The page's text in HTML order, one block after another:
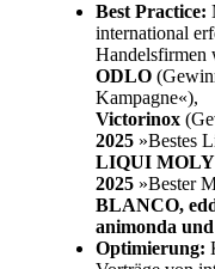
Best Practice:
international
Handelsfirmen
ODLO
Kampagne«),
Victorinox
2025 »Bestes
LIQUI
2025 »Bester
BLANCO,
animonda
Optimierung: